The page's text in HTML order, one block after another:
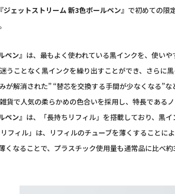
『ジェットストリーム 新3色ボールペン』 で初めての限
ペン』 は、最もよく使われている黒インクを、使い
うことなく黒インクを繰り出すことができ、さら
が解消された” “替芯を交換する手間が少なくなる”な
貨で人気の柔らかめの色合いを採用し、特長である
ペン』 は、「長持ちリフィル」を搭載しており、黒
フィル」は、リフィルのチューブを薄くすること
くなることで、プラスチック使用量も通常品に比